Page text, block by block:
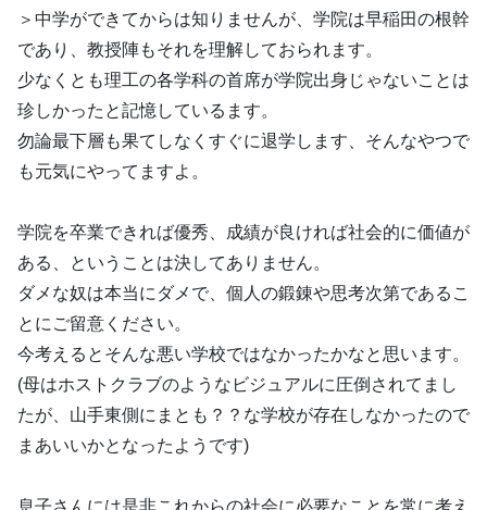
＞中学ができてからは知りませんが、学院は早稲田の根幹
であり、教授陣もそれを理解しておられます。
少なくとも理工の各学科の首席が学院出身じゃないことは
珍しかったと記憶しているます。
勿論最下層も果てしなくすぐに退学します、そんなやつで
も元気にやってますよ。
学院を卒業できれば優秀、成績が良ければ社会的に価値が
ある、ということは決してありません。
ダメな奴は本当にダメで、個人の鍛錬や思考次第であるこ
とにご留意ください。
今考えるとそんな悪い学校ではなかったかなと思います。
(母はホストクラブのようなビジュアルに圧倒されてまし
たが、山手東側にまとも？？な学校が存在しなかったので
まあいいかとなったようです)
息子さんには是非これからの社会に必要なことを常に考え